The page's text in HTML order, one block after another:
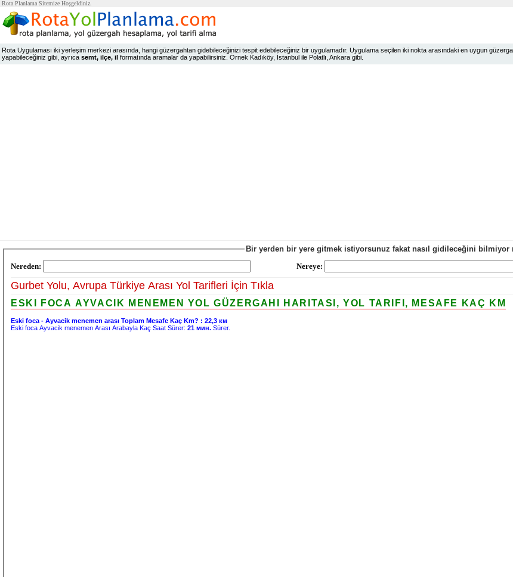
Rota Planlama Sitemize Hoşgeldiniz.
Rota Uygulaması iki yerleşim merkezi arasında, hangi güzergahtan gidebileceğinizi tespit edebileceğiniz bir uygulamadır. Uygulama seçilen iki nokta arasındaki en uygun
yapabileceğiniz gibi, ayrıca semt, ilçe, il formatında aramalar da yapabilirsiniz. Örnek Kadıköy, İstanbul ile Polatlı, Ankara gibi.
Bir yerden bir yere gitmek istiyorsunuz fakat nasıl gidileceğini bilmiyor
Nereden:
Nereye:
Gurbet Yolu, Avrupa Türkiye Arası Yol Tarifleri İçin Tıkla
ESKI FOCA AYVACIK MENEMEN YOL GÜZERGAHI HARITASI, YOL TARIFI, MESAFE KAÇ KM
Eski foca - Ayvacik menemen arası Toplam Mesafe Kaç Km? :22,3 км
Eski foca Ayvacik menemen Arası Arabayla Kaç Saat Sürer:21 мин. Sürer.